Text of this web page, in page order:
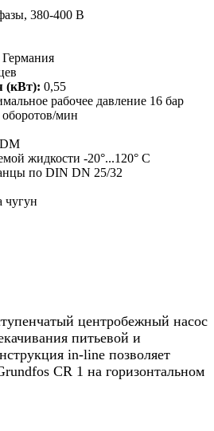
380-400 В
Германия
(кВт): 0,55
рабочее давление 16 бар
мин
жидкости -20°...120° C
по DIN DN 25/32
чугун
центробежный насос
питьевой и
in-line позволяет
CR 1 на горизонтальном